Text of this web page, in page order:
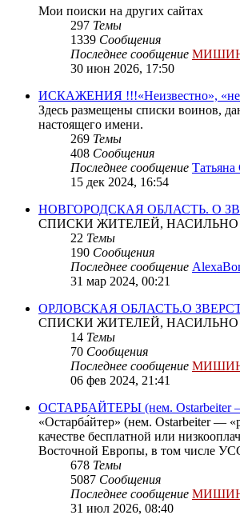
Мои поиски на других сайтах
297 Темы
1339 Сообщения
Последнее сообщение
30 июн 2026, 17:50
ИСКАЖЕНИЯ !!!«Неизвестно»,
Здесь размещены списки воинов,
настоящего имени.
269 Темы
408 Сообщения
Последнее сообщение Татьяна
15 дек 2024, 16:54
НОВГОРОДСКАЯ ОБЛАСТЬ. О
СПИСКИ ЖИТЕЛЕЙ,
22 Темы
190 Сообщения
Последнее сообщение
31 мар 2024, 00:21
ОРЛОВСКАЯ ОБЛАСТЬ.О
СПИСКИ ЖИТЕЛЕЙ,
14 Темы
70 Сообщения
Последнее сообщение
06 фев 2024, 21:41
ОСТАРБАЙТЕРЫ (нем. Ostarbeiter —
«Остарба́йтер» (нем. Ostarbeiter —
качестве бесплатной или
Восточной Европы, в том числе
678 Темы
5087 Сообщения
Последнее сообщение
31 июл 2026, 08:40